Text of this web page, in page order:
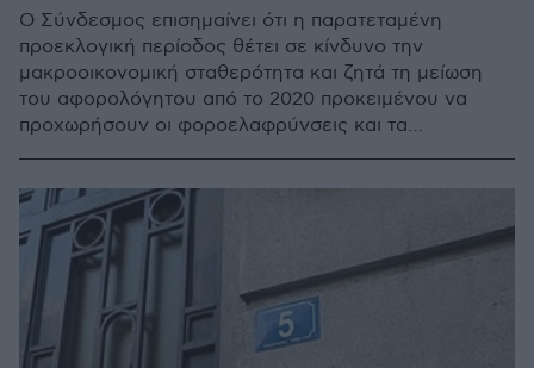
Ο Σύνδεσμος επισημαίνει ότι η παρατεταμένη
προεκλογική περίοδος θέτει σε κίνδυνο την
μακροοικονομική σταθερότητα και ζητά τη μείωση
του αφορολόγητου από το 2020 προκειμένου να
προχωρήσουν οι φοροελαφρύνσεις και τα